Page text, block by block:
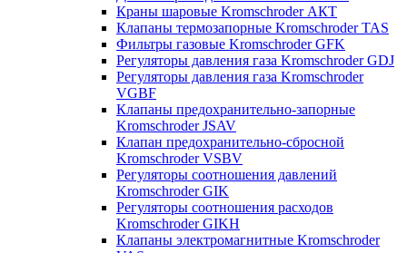
Краны шаровые Kromschroder АКТ
Клапаны термозапорные Kromschroder TAS
Фильтры газовые Kromschroder GFK
Регуляторы давления газа Kromschroder GDJ
Регуляторы давления газа Kromschroder
VGBF
Клапаны предохранительно-запорные
Kromschroder JSAV
Клапан предохранительно-сбросной
Kromschroder VSBV
Регуляторы соотношения давлений
Kromschroder GIK
Регуляторы соотношения расходов
Kromschroder GIKH
Клапаны электромагнитные Kromschroder